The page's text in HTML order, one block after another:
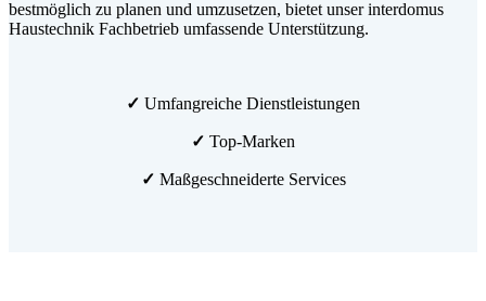
bestmöglich zu planen und umzusetzen, bietet unser interdomus
Haustechnik Fachbetrieb umfassende Unterstützung.
✓ Umfangreiche Dienstleistungen
✓ Top-Marken
✓ Maßgeschneiderte Services